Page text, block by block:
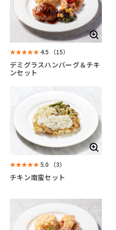
★★★★★4.5 （15）
デミグラスハンバーグ＆チキ
ンセット
★★★★★5.0 （3）
チキン南蛮セット